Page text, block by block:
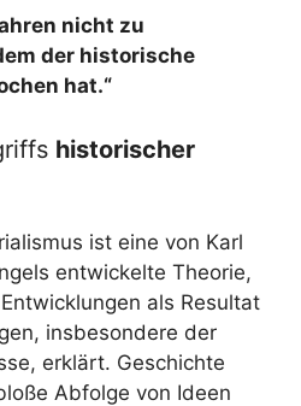
nicht zu
der historische
hat.“
historischer
ist eine von Karl
entwickelte Theorie,
als Resultat
insbesondere der
erklärt. Geschichte
Abfolge von Ideen